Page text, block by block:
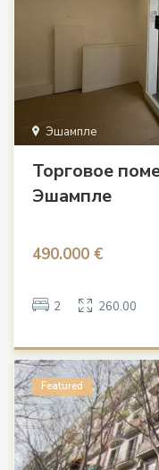
Эшампле
Торговое
Эшампле
490.000 €
2 260.00
Featured